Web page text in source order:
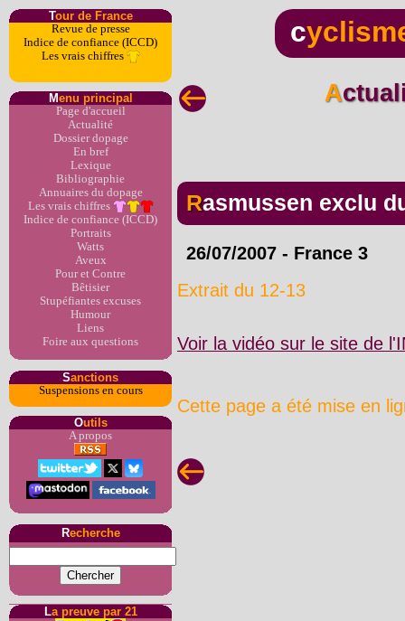
Tour de France
Revue de presse
Indice de confiance (ICCD)
Les vrais chiffres
Menu principal
Page d'accueil
Actualité
Dossier dopage
En bref
Lexique
Bibliographie
Annuaires du dopage
Les vrais chiffres
Indice de confiance (ICCD)
Portraits
Watts
Aveux
Pour et Contre
Bêtisier
Stupéfiantes excuses
Humour
Liens
Foire aux questions
Sanctions
Suspensions en cours
Outils
A propos
Recherche
La preuve par 21
c
Rasmussen exclu
26/07/2007 - France 3
Extrait du 12-13
Voir la vidéo sur le site de
Cette page a été mise en